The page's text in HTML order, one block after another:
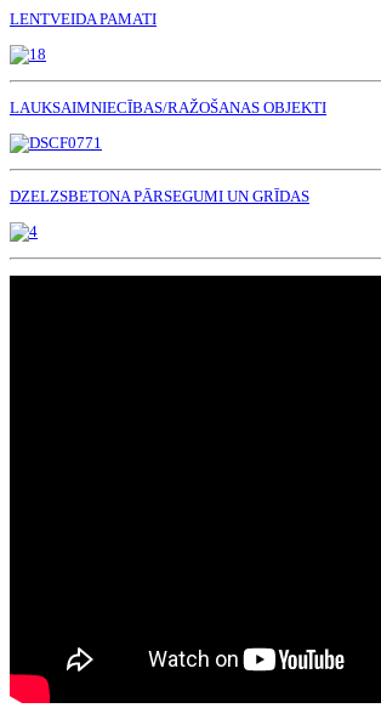
LENTVEIDA PAMATI
LAUKSAIMNIECĪBAS/RAŽOŠANAS OBJEKTI
DZELZSBETONA PĀRSEGUMI UN GRĪDAS